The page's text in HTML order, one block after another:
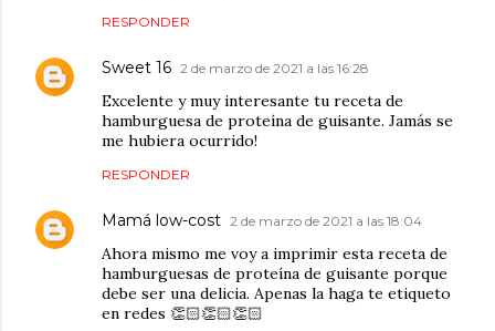
RESPONDER
Sweet 16 2 de marzo de 2021 a las 16:28
Excelente y muy interesante tu receta de
hamburguesa de proteína de guisante. Jamás se
me hubiera ocurrido!
RESPONDER
Mamá low-cost 2 de marzo de 2021 a las 18:04
Ahora mismo me voy a imprimir esta receta de
hamburguesas de proteína de guisante porque
debe ser una delicia. Apenas la haga te etiqueto
en redes 👏🏻👏🏻👏🏻